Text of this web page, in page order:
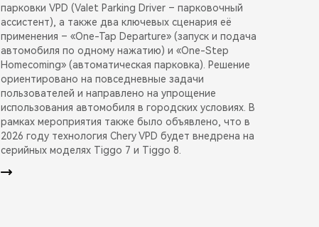
парковки VPD (Valet Parking Driver – парковочный
ассистент), а также два ключевых сценария её
применения – «One-Tap Departure» (запуск и подача
автомобиля по одному нажатию) и «One-Step
Homecoming» (автоматическая парковка). Решение
ориентировано на повседневные задачи
пользователей и направлено на упрощение
использования автомобиля в городских условиях. В
рамках мероприятия также было объявлено, что в
2026 году технология Chery VPD будет внедрена на
серийных моделях Tiggo 7 и Tiggo 8.